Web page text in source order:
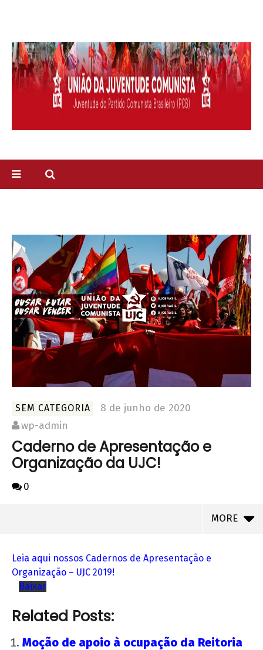
SEM CATEGORIA
8 de junho de 2020
wp-admin
Caderno de Apresentação e
Organização da UJC!
0
MORE
Leia aqui nossos Cadernos de Apresentação e
Organização – UJC 2019!
Baixar
Related Posts:
Moção de apoio à ocupação da Reitoria